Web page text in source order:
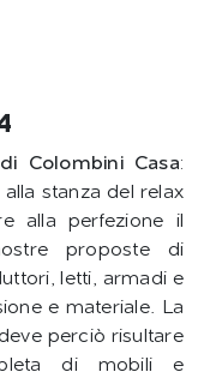
Colombini Casa:
stanza del relax
alla perfezione il
proposte di
letti, armadi e
e materiale. La
perciò risultare
di mobili e